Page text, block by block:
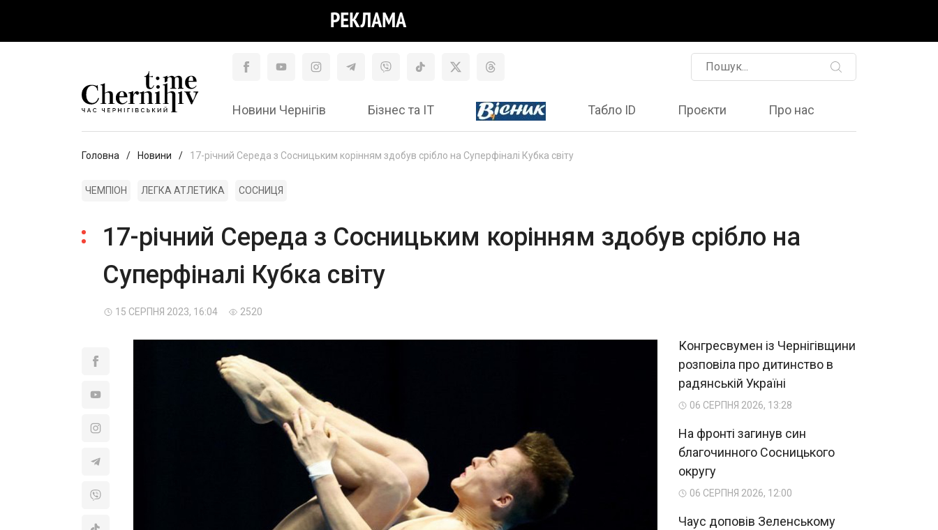
Новини Чернігів Бізнес та ІТ Табло ID Проєкти Про нас
Головна Новини 17-річний Середа з Сосницьким корінням здобув срібло на Суперфіналі Кубка світу
ЧЕМПІОН ЛЕГКА АТЛЕТИКА СОСНИЦЯ
17-річний Середа з Сосницьким корінням здобув срібло на
Суперфіналі Кубка світу
15 СЕРПНЯ 2023, 16:04 2520
Конгресвумен із Чернігівщини
розповіла про дитинство в
радянській Україні
06 СЕРПНЯ 2026, 13:28
На фронті загинув син
благочинного Сосницького
округу
06 СЕРПНЯ 2026, 12:00
Чаус доповів Зеленському